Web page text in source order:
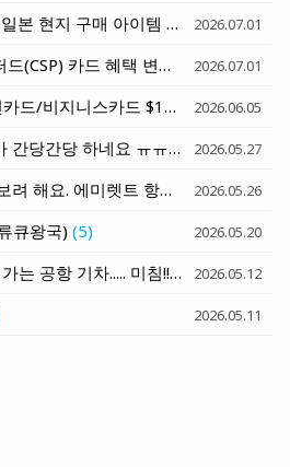
EBay에서 주문 가능한 일본 현지 구매 아이템 - 일본 호텔로 배송받기 2026.07.01
체이스 사파이어 프리퍼드(CSP) 카드 혜택 변화 세가지 정리 (6월 15일과 10월 1일) 2026.07.01
Delta Amex Gold 개인카드/비지니스카드 $120 Rideshare Credit (매달 $10) - Uber, Lyft, Curb, Alto 2026.06.05
힐튼 무료숙박권 날짜가 간당간당 하네요 ㅠㅠ(7) 2026.05.27
광저우 중국을 처음 가보려 해요. 에미렛트 항공 발권 질문 (1)
2026.05.26
큐왕국) (5) 2026.05.20
인천공항 - 한쪽으로만 가는 공항 기차..... 미침!!!(6)2026.05.12
2026.05.11